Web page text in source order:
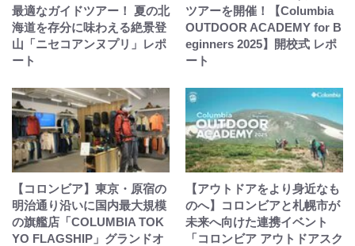
最適なガイドツアー！ 夏の北
海道を存分に味わえる絶景登
山「ニセコアンヌプリ」レポ
ート
ツアーを開催！【Columbia
OUTDOOR ACADEMY for B
eginners 2025】開校式 レポ
ート
【コロンビア】東京・原宿の
明治通り沿いに国内最大規模
の旗艦店「COLUMBIA TOK
YO FLAGSHIP」グランドオ
【アウトドアをより身近なも
のへ】コロンビアと札幌市が
未来へ向けた連携イベント
「コロンビア アウトドアスク